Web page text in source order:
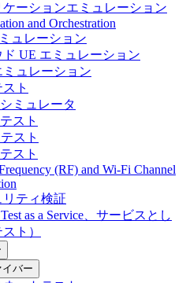
ケーションエミュレーション
and Orchestration
ュレーション
ド UE エミュレーション
ミュレーション
ト
ミュレータ
スト
スト
スト
(RF) and Wi-Fi Channel
リティ検証
as a Service、サービスとし
ト）
バー